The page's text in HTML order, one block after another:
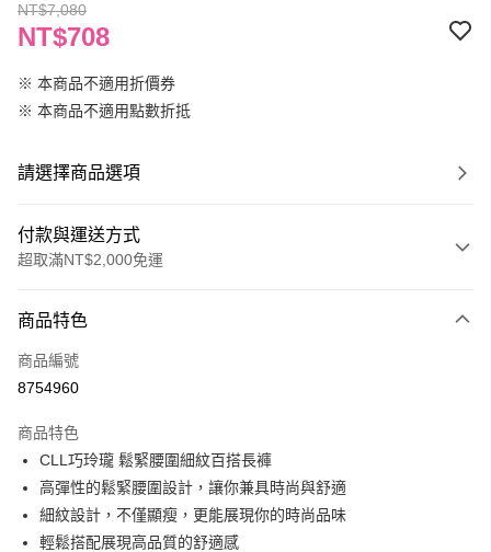
NT$7,080
NT$708
※ 本商品不適用折價券
※ 本商品不適用點數折抵
請選擇商品選項
付款與運送方式
超取滿NT$2,000免運
信用卡一次付款
信用卡分期付款
合作金庫商業銀行
華南商業銀行
彰化商業銀行
上海商業儲蓄銀行
台北富邦商業銀行
國泰世華商業銀行
兆豐國際商業銀行
臺灣中小企業銀行
超商取貨付款
LINE Pay
Apple Pay
商品特色
商品編號
8754960
商品特色
CLL巧玲瓏 鬆緊腰圍細紋百搭長褲
高彈性的鬆緊腰圍設計，讓你兼具時尚與舒適
細紋設計，不僅顯瘦，更能展現你的時尚品味
輕鬆搭配展現高品質的舒適感